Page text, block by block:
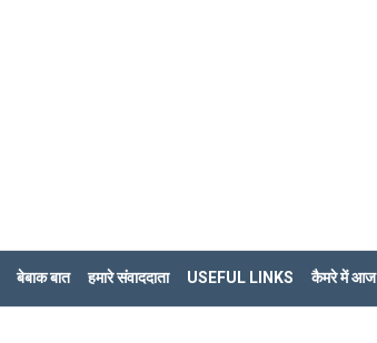
बेबाक बात हमारे संवाददाता USEFUL LINKS कैमरे में आज